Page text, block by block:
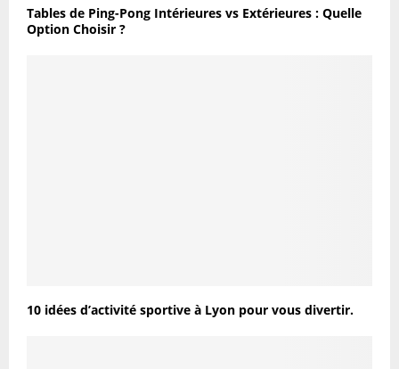
Tables de Ping-Pong Intérieures vs Extérieures : Quelle
Option Choisir ?
10 idées d’activité sportive à Lyon pour vous divertir.